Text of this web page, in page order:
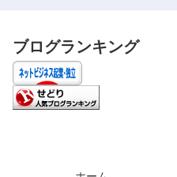
ブログランキング